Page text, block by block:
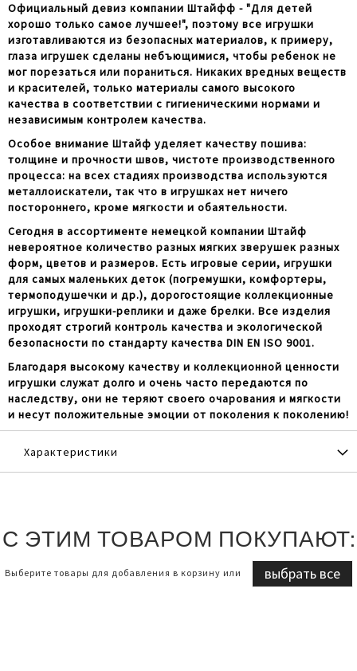
Официальный девиз компании Штайфф - "Для детей
хорошо только самое лучшее!", поэтому все игрушки
изготавливаются из безопасных материалов, к примеру,
глаза игрушек сделаны небъющимися, чтобы ребенок не
мог порезаться или пораниться. Никаких вредных веществ
и красителей, только материалы самого высокого
качества в соответствии с гигиеническими нормами и
независимым контролем качества.
Особое внимание Штайф уделяет качеству пошива:
толщине и прочности швов, чистоте производственного
процесса: на всех стадиях производства используются
металлоискатели, так что в игрушках нет ничего
постороннего, кроме мягкости и обаятельности.
Сегодня в ассортименте немецкой компании Штайф
невероятное количество разных мягких зверушек разных
форм, цветов и размеров. Есть игровые серии, игрушки
для самых маленьких деток (погремушки, комфортеры,
термоподушечки и др.), дорогостоящие коллекционные
игрушки, игрушки-реплики и даже брелки. Все изделия
проходят строгий контроль качества и экологической
безопасности по стандарту качества DIN EN ISO 9001.
Благодаря высокому качеству и коллекционной ценности
игрушки служат долго и очень часто передаются по
наследству, они не теряют своего очарования и мягкости
и несут положительные эмоции от поколения к поколению!
Характеристики
С ЭТИМ ТОВАРОМ ПОКУПАЮТ:
Выберите товары для добавления в корзину или выбрать все